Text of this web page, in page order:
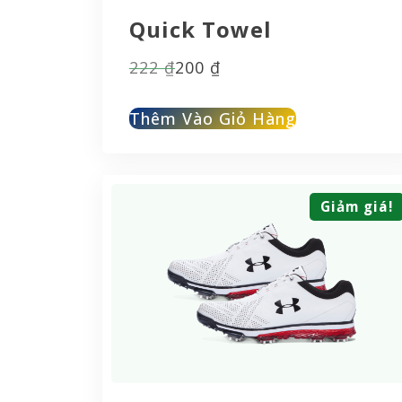
Quick Towel
222₫
Giá
là:
200 ₫
Giá
tại
Thêm Vào Giỏ Hàng
Giảm giá!